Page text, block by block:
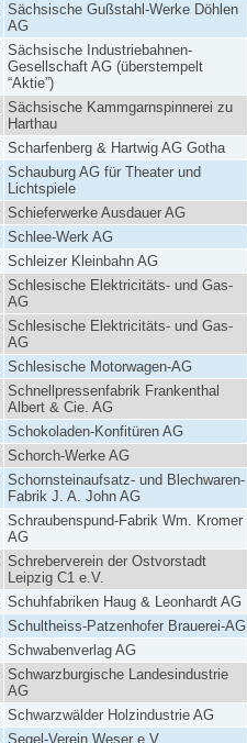
Sächsische Gußstahl-Werke Döhlen
AG
Sächsische Industriebahnen-
Gesellschaft AG (überstempelt
“Aktie”)
Sächsische Kammgarnspinnerei zu
Harthau
Scharfenberg & Hartwig AG Gotha
Schauburg AG für Theater und
Lichtspiele
Schieferwerke Ausdauer AG
Schlee-Werk AG
Schleizer Kleinbahn AG
Schlesische Elektricitäts- und Gas-
AG
Schlesische Elektricitäts- und Gas-
AG
Schlesische Motorwagen-AG
Schnellpressenfabrik Frankenthal
Albert & Cie. AG
Schokoladen-Konfitüren AG
Schorch-Werke AG
Schornsteinaufsatz- und Blechwaren-
Fabrik J. A. John AG
Schraubenspund-Fabrik Wm. Kromer
AG
Schreberverein der Ostvorstadt
Leipzig C1 e.V.
Schuhfabriken Haug & Leonhardt AG
Schultheiss-Patzenhofer Brauerei-AG
Schwabenverlag AG
Schwarzburgische Landesindustrie
AG
Schwarzwälder Holzindustrie AG
Segel-Verein Weser e.V.